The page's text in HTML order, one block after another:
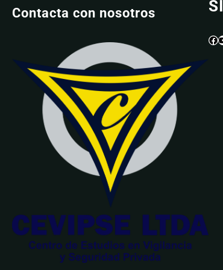
Contacta con nosotros
Facebook YouTube